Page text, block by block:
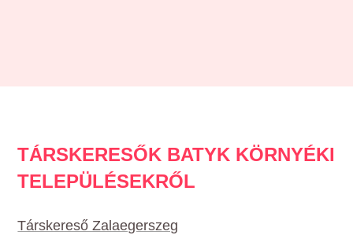
TÁRSKERESŐK BATYK KÖRNYÉKI
TELEPÜLÉSEKRŐL
Társkereső Zalaegerszeg